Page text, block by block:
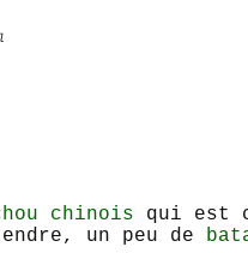
chinois qui est
un peu de